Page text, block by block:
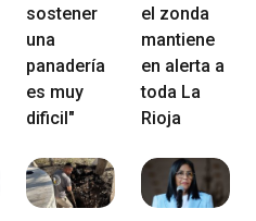
sostener
una
panadería
es muy
dificil"
el zonda
mantiene
en alerta a
toda La
Rioja